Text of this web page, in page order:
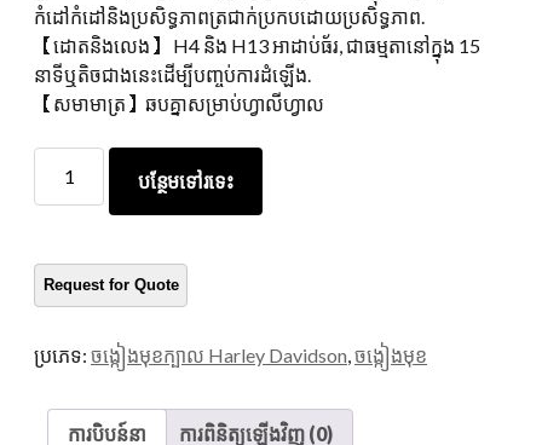
កំដៅកំដៅនិងប្រសិទ្ធភាពត្រជាក់ប្រកបដោយប្រសិទ្ធភាព.
【ដោតនិងលេង】 H4 និង H13 អាដាប់ធ័រ, ជាធម្មតានៅក្នុង 15
នាទីឬតិចជាងនេះដើម្បីបញ្ចប់ការដំឡើង.
【សមាមាត្រ】ឆបគ្នាសម្រាប់ហ្វាលីហ្វាល
ភ្លើង
អ័ព្ទ
វ៉ាត់
បន្ថែមទៅរទេះ
ប្រភេទ: ចង្កៀងមុខក្បាល Harley Davidson ចង្កៀងមុខ
ការបិបន៍នា ការពិនិត្យឡើងវិញ (0)